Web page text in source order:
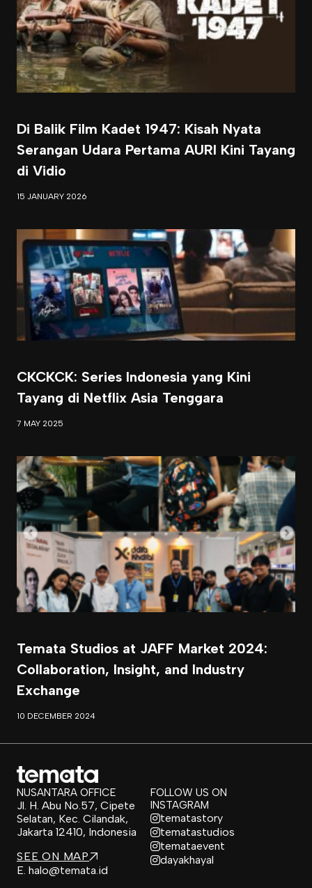
Di Balik Film Kadet 1947: Kisah Nyata
Serangan Udara Pertama AURI Kini Tayang
di Vidio
15 JANUARY 2026
CKCKCK: Series Indonesia yang Kini
Tayang di Netflix Asia Tenggara
7 MAY 2025
Temata Studios at JAFF Market 2024:
Collaboration, Insight, and Industry
Exchange
10 DECEMBER 2024
NUSANTARA OFFICE
Jl. H. Abu No.57, Cipete
Selatan, Kec. Cilandak,
Jakarta 12410, Indonesia
SEE ON MAP
E. halo@temata.id
FOLLOW US ON
INSTAGRAM
tematastory
tematastudios
temataevent
dayakhayal